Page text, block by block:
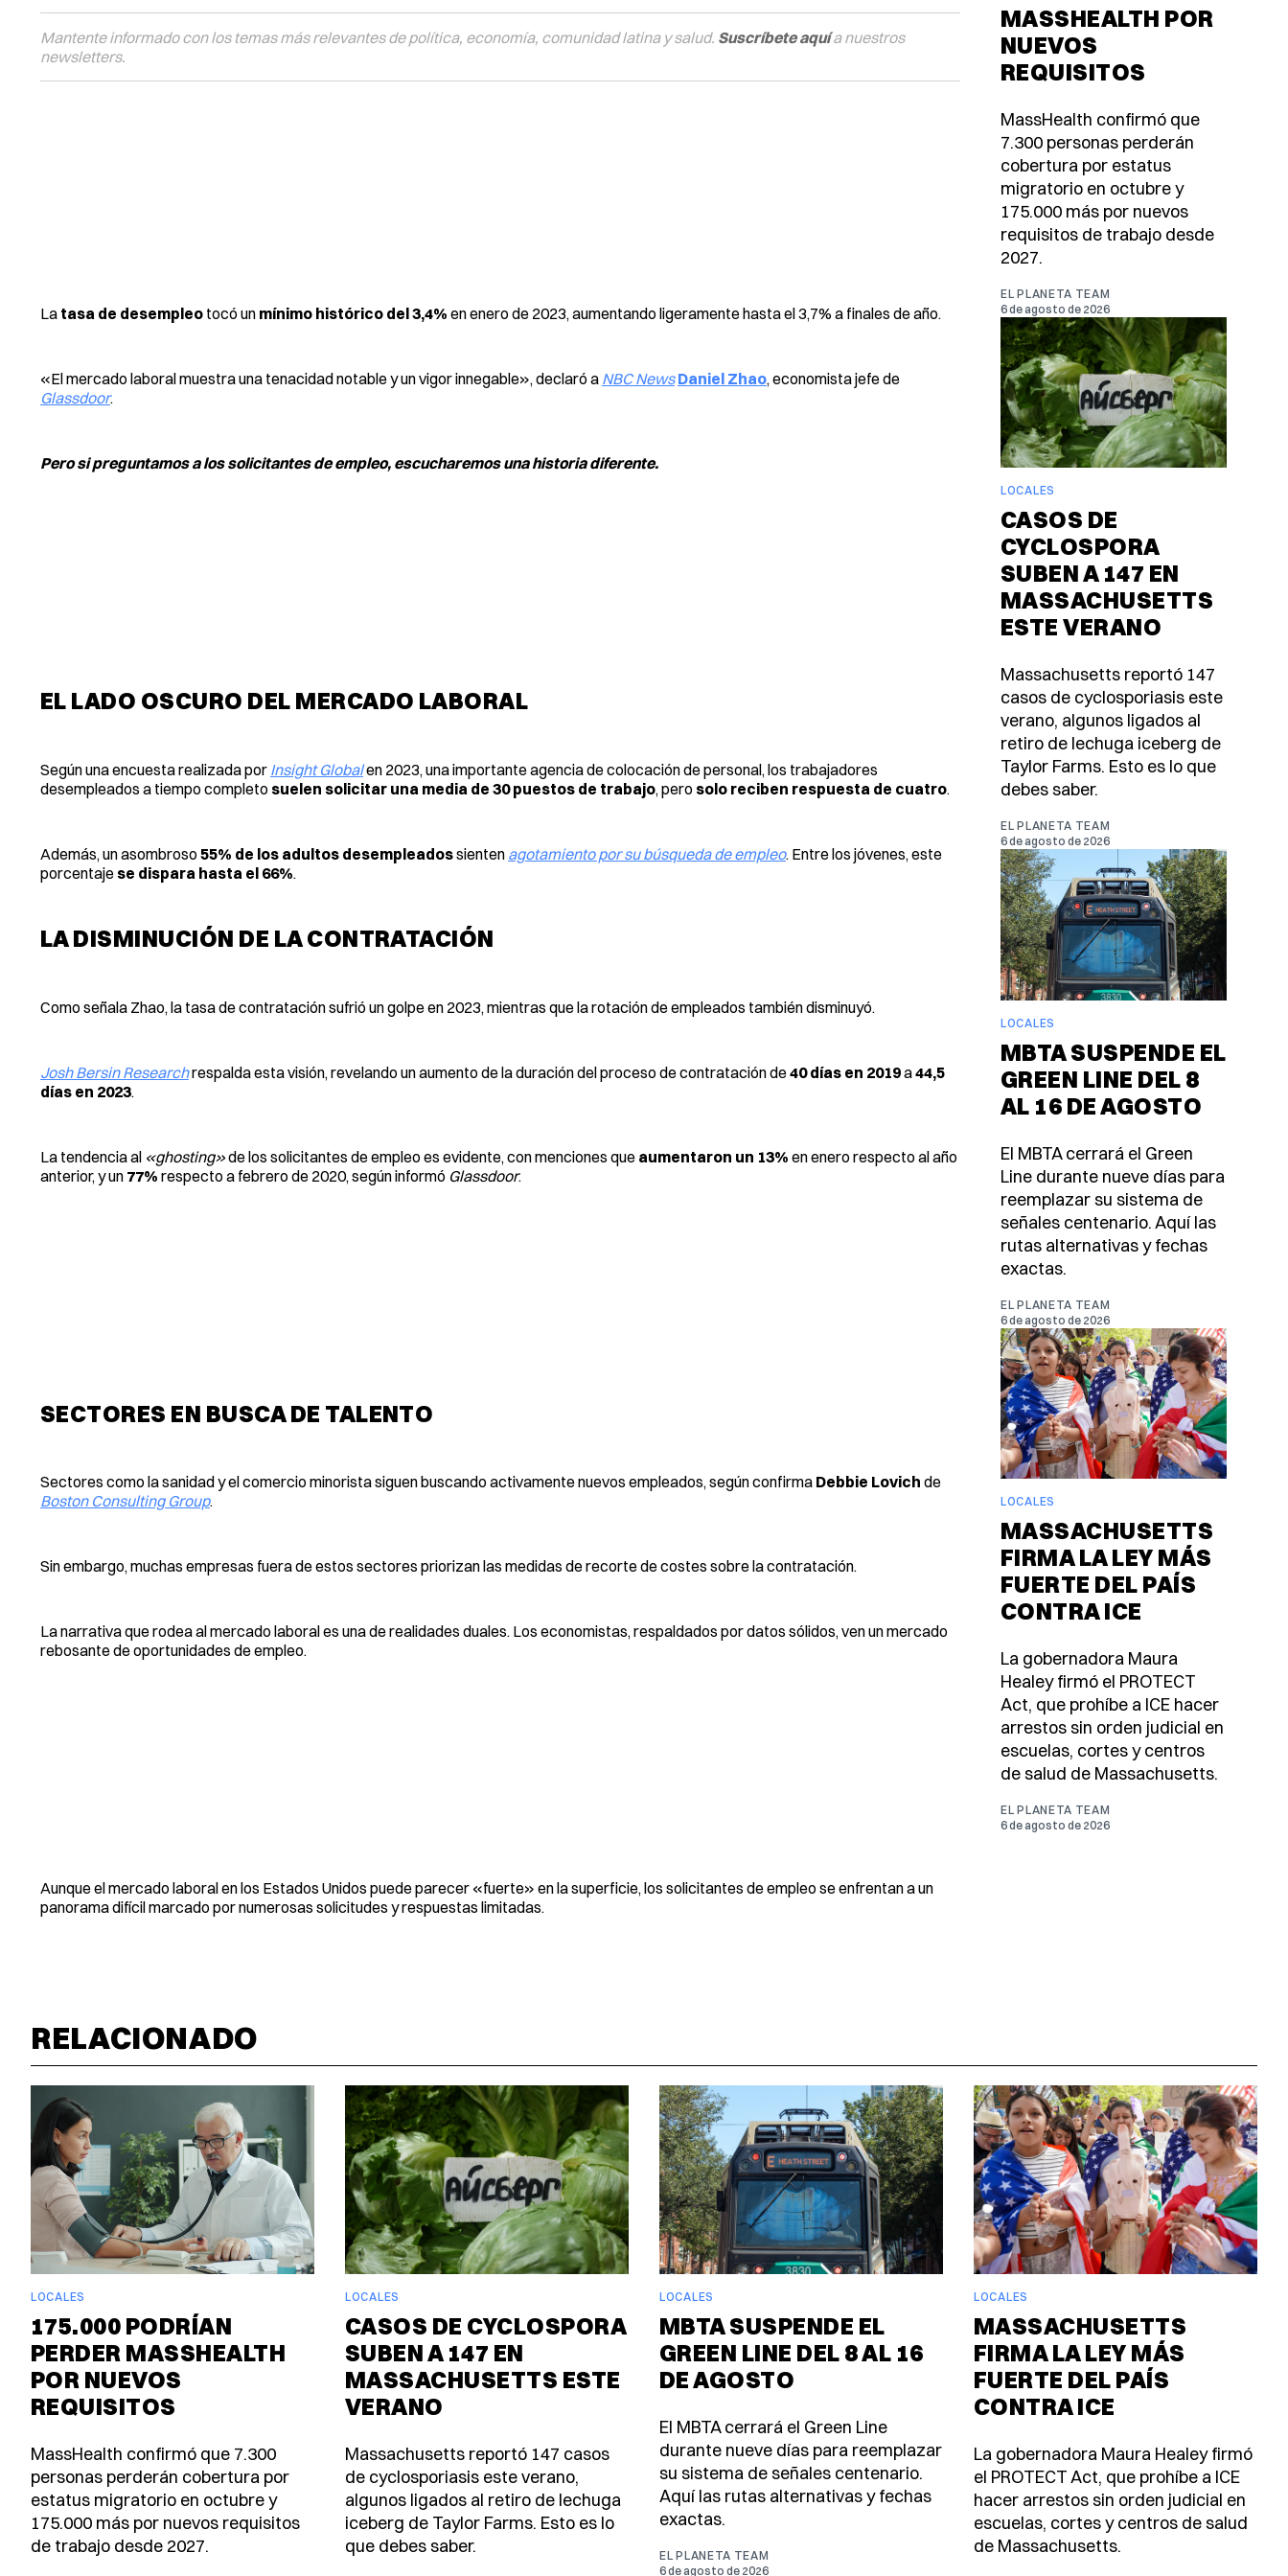
Mantente informado con los temas más relevantes de política, economía, comunidad latina y salud. Suscríbete aquía nuestros
newsletters.
La tasa de desempleo tocó un mínimo histórico del 3,4% en enero de 2023, aumentando ligeramente hasta el 3,7% a finales de año.
«El mercado laboral muestra una tenacidad notable y un vigor innegable», declaró a NBC News Daniel Zhao, economista jefe de
Glassdoor.
Pero si preguntamos a los solicitantes de empleo, escucharemos una historia diferente.
EL LADO OSCURO DEL MERCADO LABORAL
Según una encuesta realizada por Insight Globalen 2023, una importante agencia de colocación de personal, los trabajadores
desempleados a tiempo completo suelen solicitar una media de 30 puestos de trabajo, pero solo reciben respuesta de cuatro.
Además, un asombroso 55% de los adultos desempleadossienten agotamiento por su búsqueda de empleo. Entre los jóvenes, este
porcentaje se dispara hasta el 66%.
LA DISMINUCIÓN DE LA CONTRATACIÓN
Como señala Zhao, la tasa de contratación sufrió un golpe en 2023, mientras que la rotación de empleados también disminuyó.
Josh Bersin Researchrespalda esta visión, revelando un aumento de la duración del proceso de contratación de40 días en 2019a44,5
días en 2023.
La tendencia al «ghosting»de los solicitantes de empleo es evidente, con menciones que aumentaron un 13% en enero respecto al año
anterior, y un 77% respecto a febrero de 2020, según informó Glassdoor.
SECTORES EN BUSCA DE TALENTO
Sectores como la sanidad y el comercio minorista siguen buscando activamente nuevos empleados, según confirma Debbie Lovich de
Boston Consulting Group.
Sin embargo, muchas empresas fuera de estos sectores priorizan las medidas de recorte de costes sobre la contratación.
La narrativa que rodea al mercado laboral es una de realidades duales. Los economistas, respaldados por datos sólidos, ven un mercado
rebosante de oportunidades de empleo.
Aunque el mercado laboral en los Estados Unidos puede parecer «fuerte» en la superficie, los solicitantes de empleo se enfrentan a un
panorama difícil marcado por numerosas solicitudes y respuestas limitadas.
MASSHEALTH POR
NUEVOS
REQUISITOS
MassHealth confirmó que
7.300 personas perderán
cobertura por estatus
migratorio en octubre y
175.000 más por nuevos
requisitos de trabajo desde
2027.
EL PLANETA TEAM
6 de agosto de 2026
LOCALES
CASOS DE
CYCLOSPORA
SUBEN A 147 EN
MASSACHUSETTS
ESTE VERANO
Massachusetts reportó 147
casos de cyclosporiasis este
verano, algunos ligados al
retiro de lechuga iceberg de
Taylor Farms. Esto es lo que
debes saber.
EL PLANETA TEAM
6 de agosto de 2026
LOCALES
MBTA SUSPENDE EL
GREEN LINE DEL 8
AL 16 DE AGOSTO
El MBTA cerrará el Green
Line durante nueve días para
reemplazar su sistema de
señales centenario. Aquí las
rutas alternativas y fechas
exactas.
EL PLANETA TEAM
6 de agosto de 2026
LOCALES
MASSACHUSETTS
FIRMA LA LEY MÁS
FUERTE DEL PAÍS
CONTRA ICE
La gobernadora Maura
Healey firmó el PROTECT
Act, que prohíbe a ICE hacer
arrestos sin orden judicial en
escuelas, cortes y centros
de salud de Massachusetts.
EL PLANETA TEAM
6 de agosto de 2026
RELACIONADO
LOCALES
175.000 PODRÍAN
PERDER MASSHEALTH
POR NUEVOS
REQUISITOS
MassHealth confirmó que 7.300
personas perderán cobertura por
estatus migratorio en octubre y
175.000 más por nuevos requisitos
de trabajo desde 2027.
LOCALES
CASOS DE CYCLOSPORA
SUBEN A 147 EN
MASSACHUSETTS ESTE
VERANO
Massachusetts reportó 147 casos
de cyclosporiasis este verano,
algunos ligados al retiro de lechuga
iceberg de Taylor Farms. Esto es lo
que debes saber.
LOCALES
MBTA SUSPENDE EL
GREEN LINE DEL 8 AL 16
DE AGOSTO
El MBTA cerrará el Green Line
durante nueve días para reemplazar
su sistema de señales centenario.
Aquí las rutas alternativas y fechas
exactas.
EL PLANETA TEAM
6 de agosto de 2026
LOCALES
MASSACHUSETTS
FIRMA LA LEY MÁS
FUERTE DEL PAÍS
CONTRA ICE
La gobernadora Maura Healey firmó
el PROTECT Act, que prohíbe a ICE
hacer arrestos sin orden judicial en
escuelas, cortes y centros de salud
de Massachusetts.